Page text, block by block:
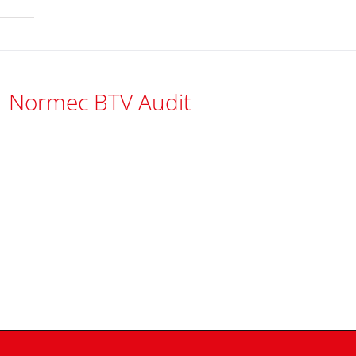
Normec BTV Audit